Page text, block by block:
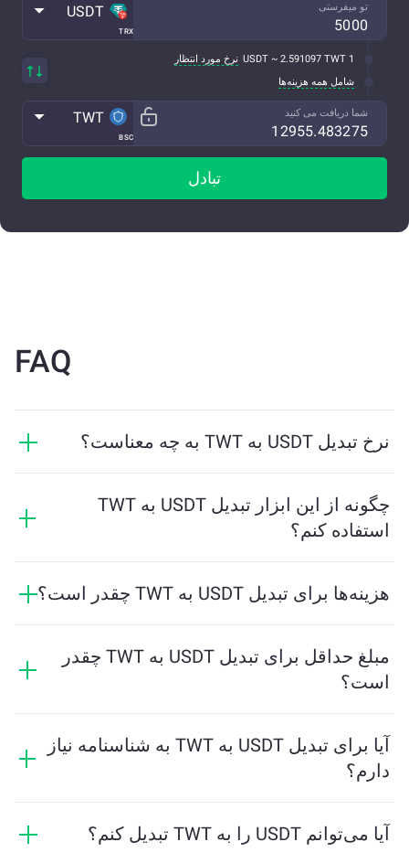
تو میفرستی
TRX
USDT
1 USDT ~ 2.591097 TWT
نرخ مورد انتظار
شامل همه هزینه‌ها
شما دریافت می کنید
BSC
TWT
تبادل
FAQ
نرخ تبدیل USDT به TWT به چه معناست؟
دریافت خواهید کرد. این نرخ براساس شرایط بازار، عرضه و
تقاضا، و نقدینگی تغییر می‌کند.
چگونه از این ابزار تبدیل USDT به TWT
استفاده کنم؟
ابزار مقدار تخمینی TWT دریافتی را محاسبه خواهد کرد.
هزینه‌ها برای تبدیل USDT به TWT چقدر است؟
متفاوت است. ChangeNOW نرخ‌های رقابتی را بدون
هزینه‌های پنهان ارائه می‌دهد، و مبلغ نهایی قبل از تایید
مبلغ حداقل برای تبدیل USDT به TWT چقدر
است؟
پلتفرم به‌طور خودکار حداقل مبلغ مورد نیاز برای تضمین
انجام تراکنش روان را محاسبه می‌کند. اما در بیشتر موارد،
آیا برای تبدیل USDT به TWT به شناسنامه نیاز
دارم؟
فرایند را سریع و ناشناس می‌کند. با این حال، اگر واردآیا می‌توانم USDT را به TWT تبدیل کنم؟